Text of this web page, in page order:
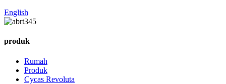
English
produk
Rumah
Produk
Cycas Revoluta